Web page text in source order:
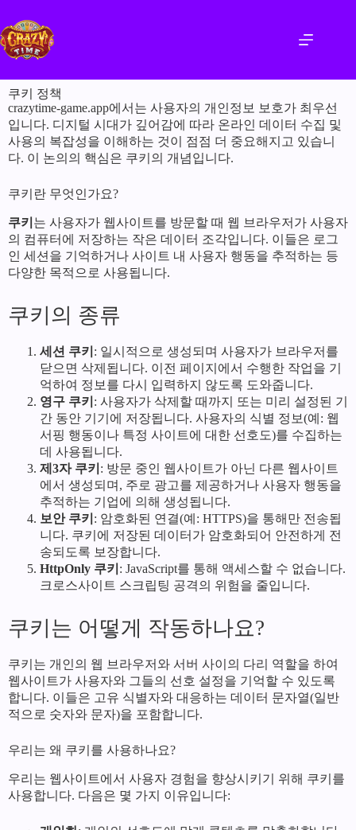
쿠키 정책
crazytime-game.app에서는 사용자의 개인정보 보호가 최우선
입니다. 디지털 시대가 깊어감에 따라 온라인 데이터 수집 및
사용의 복잡성을 이해하는 것이 점점 더 중요해지고 있습니
다. 이 논의의 핵심은 쿠키의 개념입니다.
쿠키란 무엇인가요?
쿠키 는 사용자가 웹사이트를 방문할 때 웹 브라우저가 사용자
의 컴퓨터에 저장하는 작은 데이터 조각입니다. 이들은 로그
인 세션을 기억하거나 사이트 내 사용자 행동을 추적하는 등
다양한 목적으로 사용됩니다.
쿠키의 종류
세션 쿠키 : 일시적으로 생성되며 사용자가 브라우저를
닫으면 삭제됩니다. 이전 페이지에서 수행한 작업을 기
억하여 정보를 다시 입력하지 않도록 도와줍니다.
영구 쿠키 : 사용자가 삭제할 때까지 또는 미리 설정된 기
간 동안 기기에 저장됩니다. 사용자의 식별 정보(예: 웹
서핑 행동이나 특정 사이트에 대한 선호도)를 수집하는
데 사용됩니다.
제3자 쿠키 : 방문 중인 웹사이트가 아닌 다른 웹사이트
에서 생성되며, 주로 광고를 제공하거나 사용자 행동을
추적하는 기업에 의해 생성됩니다.
보안 쿠키 : 암호화된 연결(예: HTTPS)을 통해만 전송됩
니다. 쿠키에 저장된 데이터가 암호화되어 안전하게 전
송되도록 보장합니다.
HttpOnly 쿠키 : JavaScript를 통해 액세스할 수 없습니다.
크로스사이트 스크립팅 공격의 위험을 줄입니다.
쿠키는 어떻게 작동하나요?
쿠키는 개인의 웹 브라우저와 서버 사이의 다리 역할을 하여
웹사이트가 사용자와 그들의 선호 설정을 기억할 수 있도록
합니다. 이들은 고유 식별자와 대응하는 데이터 문자열(일반
적으로 숫자와 문자)을 포함합니다.
우리는 왜 쿠키를 사용하나요?
우리는 웹사이트에서 사용자 경험을 향상시키기 위해 쿠키를
사용합니다. 다음은 몇 가지 이유입니다: